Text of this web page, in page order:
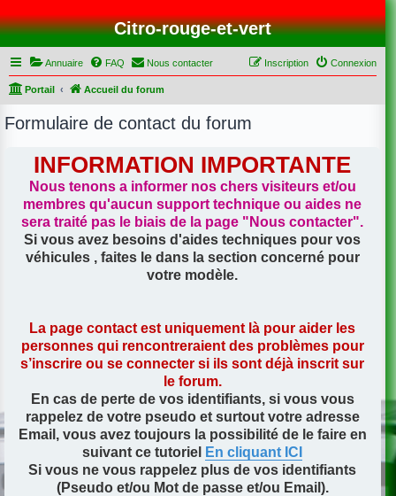
Citro-rouge-et-vert
Annuaire FAQ Nous contacter Connexion
Inscription
Portail Accueil du forum
Formulaire de contact du forum
INFORMATION IMPORTANTE
Nous tenons a informer nos chers visiteurs et/ou
membres qu'aucun support technique ou aides ne
sera traité pas le biais de la page "Nous contacter".
Si vous avez besoins d'aides techniques pour vos
véhicules , faites le dans la section concerné pour
votre modèle.
La page contact est uniquement là pour aider les
personnes qui rencontreraient des problèmes pour
s’inscrire ou se connecter si ils sont déjà inscrit sur
le forum.
En cas de perte de vos identifiants, si vous vous
rappelez de votre pseudo et surtout votre adresse
Email, vous avez toujours la possibilité de le faire en
suivant ce tutoriel En cliquant ICI
Si vous ne vous rappelez plus de vos identifiants
(Pseudo et/ou Mot de passe et/ou Email).